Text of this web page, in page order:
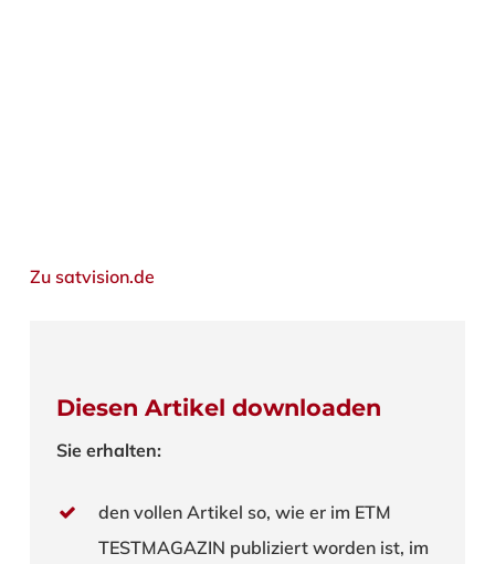
Zu satvision.de
Diesen Artikel downloaden
Sie erhalten:
den vollen Artikel so, wie er im ETM
TESTMAGAZIN publiziert worden ist, im